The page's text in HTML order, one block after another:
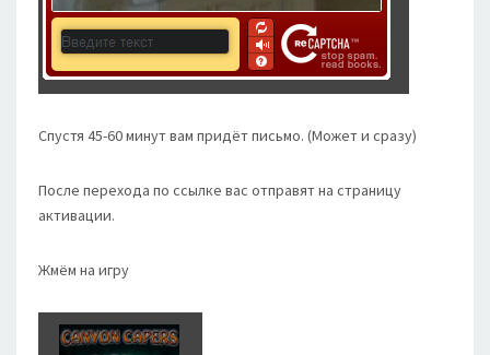
Спустя 45-60 минут вам придёт письмо. (Может и сразу)
После перехода по ссылке вас отправят на страницу
активации.
Жмём на игру